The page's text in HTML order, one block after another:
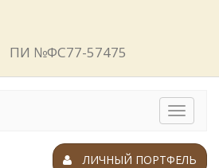
ПИ №ФС77-57475
Toggle
ЛИЧНЫЙ ПОРТФЕЛЬ